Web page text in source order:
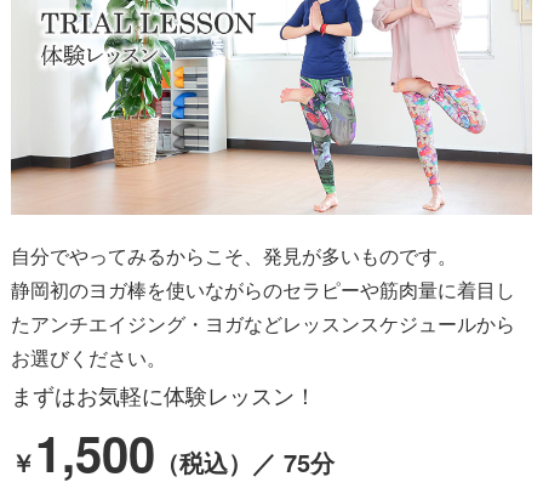
自分でやってみるからこそ、発見が多いものです。
静岡初のヨガ棒を使いながらのセラピーや筋肉量に着目し
たアンチエイジング・ヨガなどレッスンスケジュールから
お選びください。
まずはお気軽に体験レッスン！
￥1,500 （税込）／ 75分